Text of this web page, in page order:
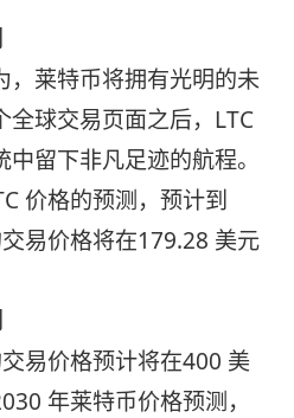
，莱特币将拥有光明的未
球交易页面之后，LTC
留下非凡足迹的航程。
价格的预测，预计到
易价格将在179.28 美元
易价格预计将在400 美
年莱特币价格预测，